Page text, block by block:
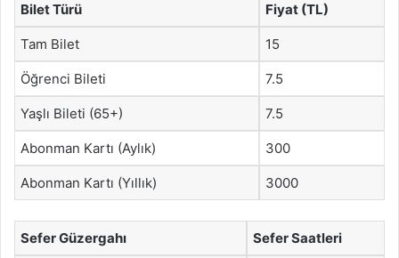
Bilet Türü Fiyat (TL)
Tam Bilet 15
Öğrenci Bileti 7.5
Yaşlı Bileti (65+) 7.5
Abonman Kartı (Aylık) 300
Abonman Kartı (Yıllık) 3000
Sefer Güzergahı Sefer Saatleri